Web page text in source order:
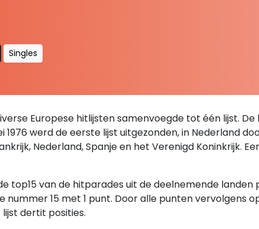
Singles
Europese hitlijsten samenvoegde tot één lijst.
1976 werd de eerste lijst uitgezonden, in Nederland
Nederland, Spanje en het Verenigd Koninkrijk.
top15 van de hitparades uit de deelnemende landen
15 met 1 punt. Door alle punten vervolgens
dertit posities.